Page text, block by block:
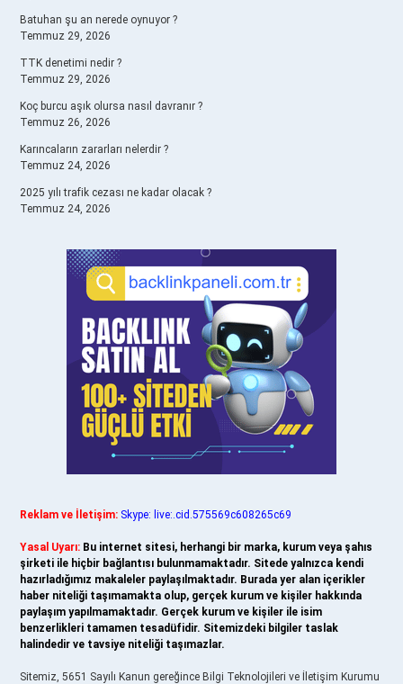
Batuhan şu an nerede oynuyor ?
Temmuz 29, 2026
TTK denetimi nedir ?
Temmuz 29, 2026
Koç burcu aşık olursa nasıl davranır ?
Temmuz 26, 2026
Karıncaların zararları nelerdir ?
Temmuz 24, 2026
2025 yılı trafik cezası ne kadar olacak ?
Temmuz 24, 2026
Reklam ve İletişim: Skype: live:.cid.575569c608265c69
Yasal Uyarı: Bu internet sitesi, herhangi bir marka, kurum veya şahıs
şirketi ile hiçbir bağlantısı bulunmamaktadır. Sitede yalnızca kendi
hazırladığımız makaleler paylaşılmaktadır. Burada yer alan içerikler
haber niteliği taşımamakta olup, gerçek kurum ve kişiler hakkında
paylaşım yapılmamaktadır. Gerçek kurum ve kişiler ile isim
benzerlikleri tamamen tesadüfidir. Sitemizdeki bilgiler taslak
halindedir ve tavsiye niteliği taşımazlar.
Sitemiz, 5651 Sayılı Kanun gereğince Bilgi Teknolojileri ve İletişim Kurumu